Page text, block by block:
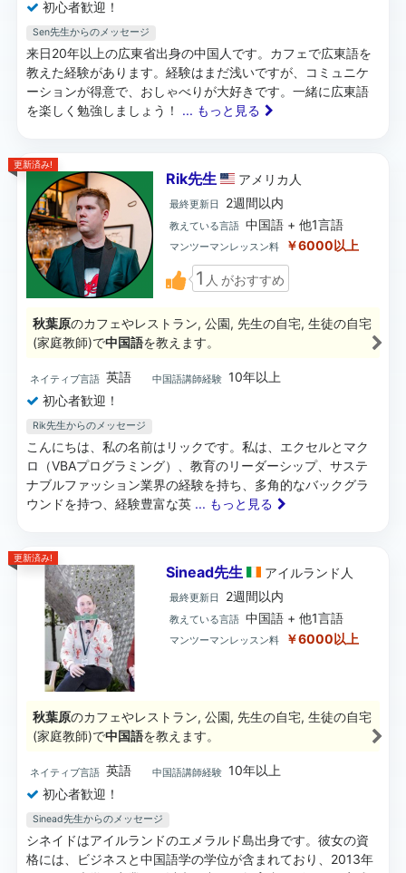
初心者歓迎！
Sen先生からのメッセージ
来日20年以上の広東省出身の中国人です。カフェで広東語を
教えた経験があります。経験はまだ浅いですが、コミュニケ
ーションが得意で、おしゃべりが大好きです。一緒に広東語
を楽しく勉強しましょう！ ... もっと見る
更新済み!
Rik先生 アメリカ 人
最終更新日 2週間以内
教えている言語 中国語 + 他1言語
マンツーマンレッスン料 ￥6000以上
1 人 がおすすめ
秋葉原のカフェやレストラン, 公園, 先生の自宅, 生徒の自宅
(家庭教師)で中国語を教えます。
ネイティブ言語 英語 中国語講師経験 10年以上
初心者歓迎！
Rik先生からのメッセージ
こんにちは、私の名前はリックです。私は、エクセルとマク
ロ（VBAプログラミング）、教育のリーダーシップ、サステ
ナブルファッション業界の経験を持ち、多角的なバックグラ
ウンドを持つ、経験豊富な英 ... もっと見る
更新済み!
Sinead先生 アイルランド 人
最終更新日 2週間以内
教えている言語 中国語 + 他1言語
マンツーマンレッスン料 ￥6000以上
秋葉原のカフェやレストラン, 公園, 先生の自宅, 生徒の自宅
(家庭教師)で中国語を教えます。
ネイティブ言語 英語 中国語講師経験 10年以上
初心者歓迎！
Sinead先生からのメッセージ
シネイドはアイルランドのエメラルド島出身です。彼女の資
格には、ビジネスと中国語学の学位が含まれており、2013年